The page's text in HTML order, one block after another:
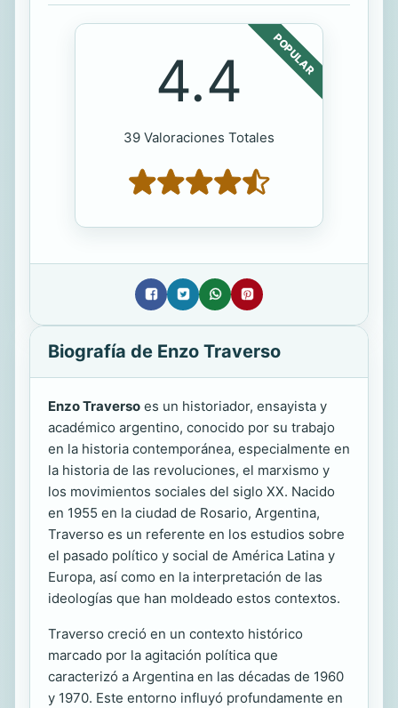
POPULAR
4.4
39 Valoraciones Totales
Biografía de Enzo Traverso
Enzo Traverso es un historiador, ensayista y
académico argentino, conocido por su trabajo
en la historia contemporánea, especialmente en
la historia de las revoluciones, el marxismo y
los movimientos sociales del siglo XX. Nacido
en 1955 en la ciudad de Rosario, Argentina,
Traverso es un referente en los estudios sobre
el pasado político y social de América Latina y
Europa, así como en la interpretación de las
ideologías que han moldeado estos contextos.
Traverso creció en un contexto histórico
marcado por la agitación política que
caracterizó a Argentina en las décadas de 1960
y 1970. Este entorno influyó profundamente en